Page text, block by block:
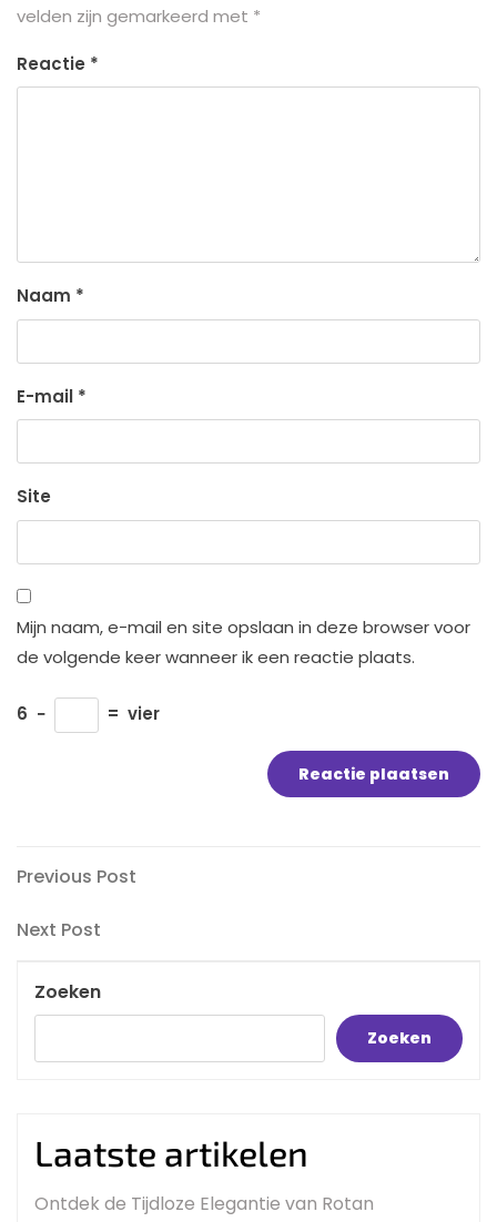
velden zijn gemarkeerd met *
Reactie *
Naam *
E-mail *
Site
Mijn naam, e-mail en site opslaan in deze browser voor
de volgende keer wanneer ik een reactie plaats.
6 − = vier
Bericht
navigatie
Previous
Previous Post
Next
Next Post
Zoeken
Zoeken
Laatste artikelen
Ontdek de Tijdloze Elegantie van Rotan